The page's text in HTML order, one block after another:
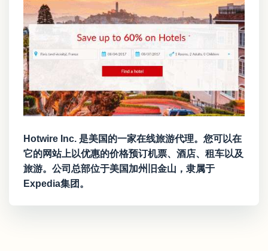
Hotwire Inc. 是美国的一家在线旅游代理。您可以在
它的网站上以优惠的价格预订机票、酒店、租车以及
旅游。公司总部位于美国加州旧金山，隶属于
Expedia集团。